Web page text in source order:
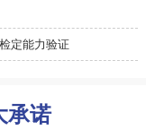
定能力验证
承诺